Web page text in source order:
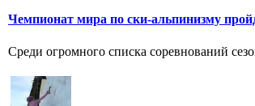
Чемпионат мира по ски-альпинизму
Среди огромного списка соревнований